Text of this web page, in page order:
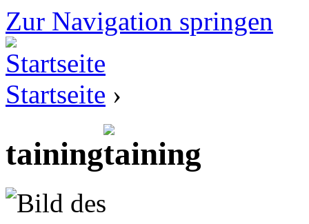
Zur Navigation springen
Startseite ›
taining